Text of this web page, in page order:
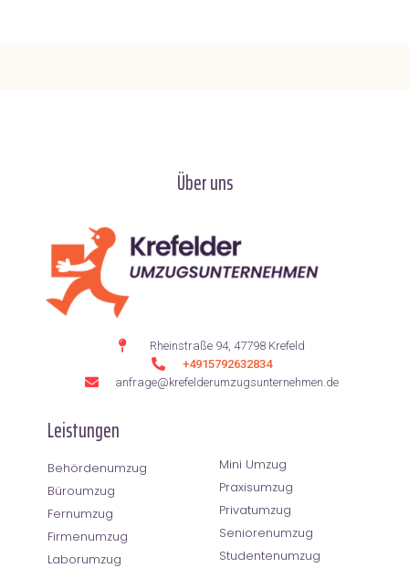
Über uns
Rheinstraße 94, 47798 Krefeld
+4915792632834
anfrage@krefelderumzugsunternehmen.de
Leistungen
Behördenumzug
Büroumzug
Fernumzug
Firmenumzug
Laborumzug
Mini Umzug
Praxisumzug
Privatumzug
Seniorenumzug
Studentenumzug